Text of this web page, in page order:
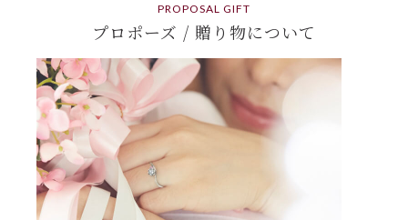
PROPOSAL GIFT
プロポーズ / 贈り物について